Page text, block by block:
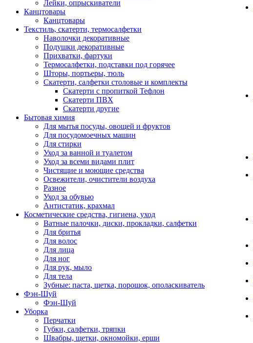
Лейки, опрыскиватели
Канцтовары
Канцтовары
Текстиль, скатерти, термосалфетки
Наволочки декоративные
Подушки декоративные
Прихватки, фартуки
Термосалфетки, подставки под горячее
Шторы, портьеры, тюль
Скатерти, салфетки столовые и комплекты
Скатерти с пропиткой Тефлон
Скатерти ПВХ
Скатерти другие
Бытовая химия
Для мытья посуды, овощей и фруктов
Для посудомоечных машин
Для стирки
Уход за ванной и туалетом
Уход за всеми видами плит
Чистящие и моющие средства
Освежители, очистители воздуха
Разное
Уход за обувью
Антистатик, крахмал
Косметические средства, гигиена, уход
Ватные палочки, диски, прокладки, салфетки
Для бритья
Для волос
Для лица
Для ног
Для рук, мыло
Для тела
Зубные: паста, щетка, порошок, ополаскиватель
Фэн-Шуй
Фэн-Шуй
Уборка
Перчатки
Губки, салфетки, тряпки
Швабры, щетки, окномойки, ерши